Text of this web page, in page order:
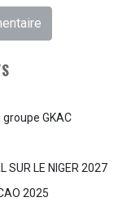
GKAC
SUR LE NIGER 2027
2025